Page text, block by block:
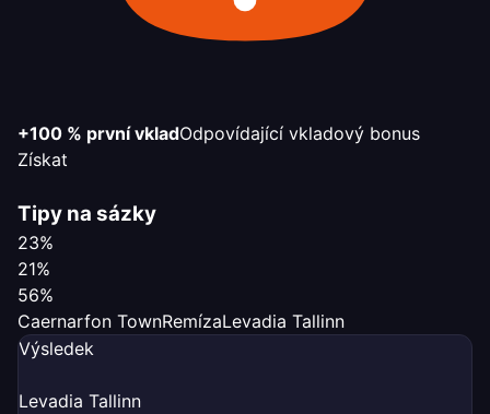
+100 % první vkladOdpovídající vkladový bonus
Získat
Tipy na sázky
23%
21%
56%
Caernarfon TownRemízaLevadia Tallinn
Výsledek
Levadia Tallinn